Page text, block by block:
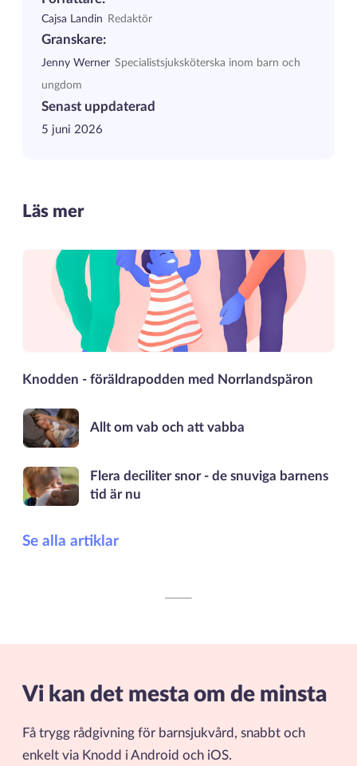
Cajsa Landin Redaktör
Granskare:
Jenny Werner Specialistsjuksköterska inom barn och
ungdom
Senast uppdaterad
5 juni 2026
Läs mer
Knodden - föräldrapodden med Norrlandspäron
Allt om vab och att vabba
Flera deciliter snor - de snuviga barnens
tid är nu
Se alla artiklar
Vi kan det mesta om de minsta
Få trygg rådgivning för barnsjukvård, snabbt och
enkelt via Knodd i Android och iOS.